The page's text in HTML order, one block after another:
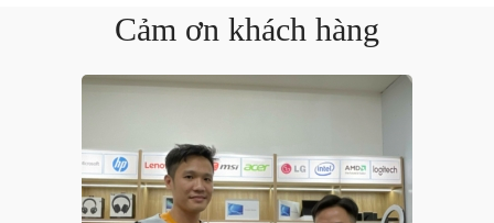
Cảm ơn khách hàng